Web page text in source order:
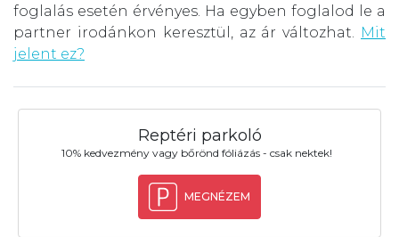
foglalás esetén érvényes. Ha egyben foglalod le a
partner irodánkon keresztül, az ár változhat. Mit
jelent ez?
Reptéri parkoló
10% kedvezmény vagy bőrönd fóliázás - csak nektek!
MEGNÉZEM